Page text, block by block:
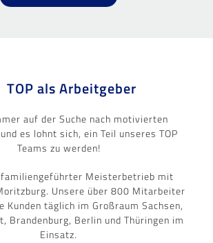
TOP als Arbeitgeber
auf der Suche nach motivierten
es lohnt sich, ein Teil unseres TOP
Teams zu werden!
Meisterbetrieb mit
Unsere über 800 Mitarbeiter
Kunden täglich im Großraum Sachsen,
Brandenburg, Berlin und Thüringen im
Einsatz.